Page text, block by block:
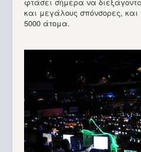
φτάσει σήμερα να
και μεγάλους σπόνσορες,
5000 άτομα.